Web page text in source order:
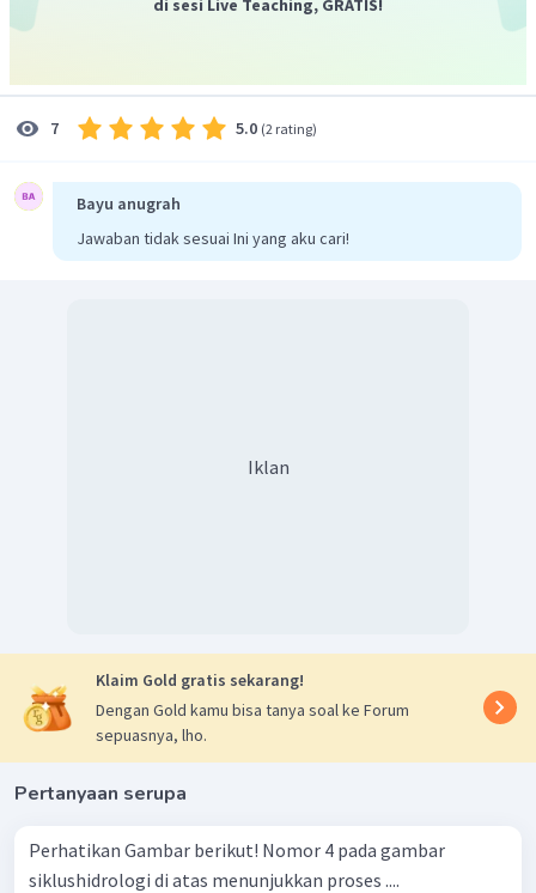
di sesi Live Teaching, GRATIS!
7 5.0 (2 rating)
Bayu anugrah
Jawaban tidak sesuai Ini yang aku cari!
Iklan
Klaim Gold gratis sekarang!
Dengan Gold kamu bisa tanya soal ke Forum
sepuasnya, lho.
Pertanyaan serupa
Perhatikan Gambar berikut! Nomor 4 pada gambar
siklushidrologi di atas menunjukkan proses ....